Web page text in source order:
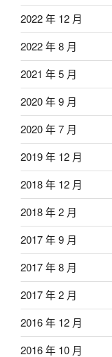
2022 年 12 月
2022 年 8 月
2021 年 5 月
2020 年 9 月
2020 年 7 月
2019 年 12 月
2018 年 12 月
2018 年 2 月
2017 年 9 月
2017 年 8 月
2017 年 2 月
2016 年 12 月
2016 年 10 月